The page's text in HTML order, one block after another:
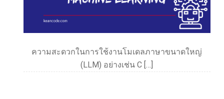
ความสะดวกในการใช้งานโมเดลภาษาขนาดใหญ่
(LLM) อย่างเช่น C […]